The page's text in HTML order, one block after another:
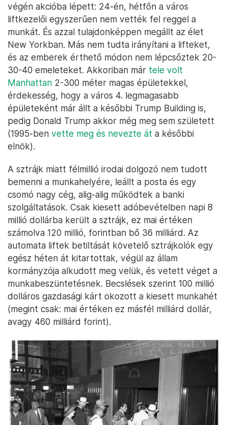
végén akcióba lépett: 24-én, hétfőn a város
liftkezelői egyszerűen nem vették fel reggel a
munkát. És azzal tulajdonképpen megállt az élet
New Yorkban. Más nem tudta irányítani a lifteket,
és az emberek érthető módon nem lépcsőztek 20-
30-40 emeleteket. Akkoriban már tele volt
Manhattan 2-300 méter magas épületekkel,
érdekesség, hogy a város 4. legmagasabb
épületeként már állt a későbbi Trump Building is,
pedig Donald Trump akkor még meg sem született
(1995-ben vette meg és nevezte át a későbbi
elnök).
A sztrájk miatt félmillió irodai dolgozó nem tudott
bemenni a munkahelyére, leállt a posta és egy
csomó nagy cég, alig-alig működtek a banki
szolgáltatások. Csak kiesett adóbevételben napi 8
millió dollárba került a sztrájk, ez mai értéken
számolva 120 millió, forintban bő 36 milliárd. Az
automata liftek betiltását követelő sztrájkolók egy
egész héten át kitartottak, végül az állam
kormányzója alkudott meg velük, és vetett véget a
munkabeszüntetésnek. Becslések szerint 100 millió
dolláros gazdasági kárt okozott a kiesett munkahét
(megint csak: mai értéken ez másfél milliárd dollár,
avagy 460 milliárd forint).